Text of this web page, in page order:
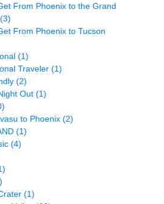
From Phoenix to the Grand
(3)
From Phoenix to Tucson
(1)
Traveler (1)
(2)
Out (1)
to Phoenix (2)
(1)
(4)
(1)